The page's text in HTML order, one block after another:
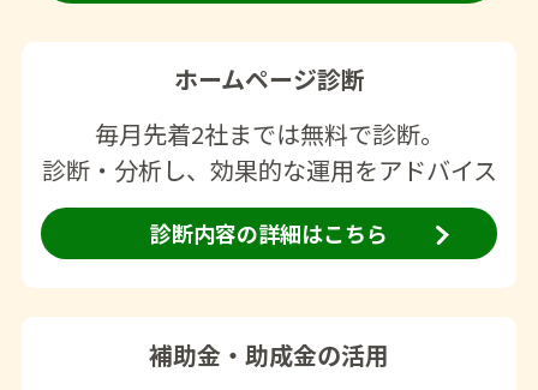
ホームページ診断
毎月先着2社までは無料で診断。
診断・分析し、効果的な運用をアドバイス
診断内容の詳細はこちら
補助金・助成金の活用